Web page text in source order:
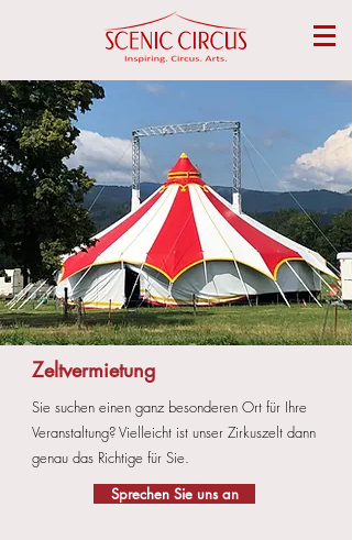
Zeltvermietung
Sie suchen einen ganz besonderen Ort für Ihre
Veranstaltung?Vielleicht ist unser Zirkuszelt dann
genau das Richtige für Sie.
Sprechen Sie uns an